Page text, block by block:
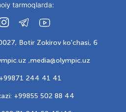
tarmoqlarda:
Botir Zokirov ko'chasi, 6
,media@olympic.uz
244 41 41
+99855 502 88 44